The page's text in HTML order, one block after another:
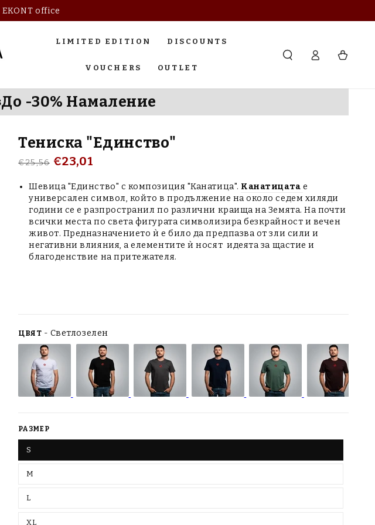
office
LIMITED EDITION DISCOUNTS
VOUCHERS OUTLET
Log
Cart
До -30% Намаление
Тениска "Единство"
price
€25,56
price
€23,01
Шевица "Единство" с композиция "Канатица". Канатицата е
универсален символ, който в продължение на около седем хиляди
години се е разпространил по различни краища на Земята. На почти
всички места по света фигурата символизира безкрайност и вечен
живот. Предназначението ѝ е било да предпазва от зли сили и
негативни влияния, а елементите ѝ носят идеята за щастие и
благоденствие на притежателя.
ЦВЯТ - Светлозелен
РАЗМЕР
S
M
L
XL